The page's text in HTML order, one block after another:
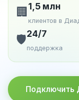
🏢 1,5 млн
клиентов в
🛡️24/7
поддержка
Подключить